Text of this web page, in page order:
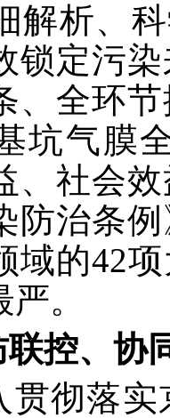
解析、
锁定污
、全环
坑气膜
、社会
防治条
域的42
。
联控、
贯彻落